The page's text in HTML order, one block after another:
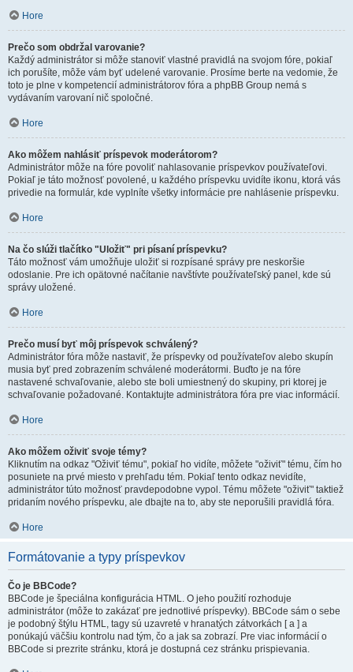
Hore
Prečo som obdržal varovanie?
Každý administrátor si môže stanoviť vlastné pravidlá na svojom fóre, pokiaľ
ich porušíte, môže vám byť udelené varovanie. Prosíme berte na vedomie, že
toto je plne v kompetencií administrátorov fóra a phpBB Group nemá s
vydávaním varovaní nič spoločné.
Hore
Ako môžem nahlásiť príspevok moderátorom?
Administrátor môže na fóre povoliť nahlasovanie príspevkov používateľovi.
Pokiaľ je táto možnosť povolené, u každého príspevku uvidíte ikonu, ktorá vás
privedie na formulár, kde vyplníte všetky informácie pre nahlásenie príspevku.
Hore
Na čo slúži tlačítko "Uložiť" pri písaní príspevku?
Táto možnosť vám umožňuje uložiť si rozpísané správy pre neskoršie
odoslanie. Pre ich opätovné načítanie navštívte používateľský panel, kde sú
správy uložené.
Hore
Prečo musí byť môj príspevok schválený?
Administrátor fóra môže nastaviť, že príspevky od používateľov alebo skupín
musia byť pred zobrazením schválené moderátormi. Buďto je na fóre
nastavené schvaľovanie, alebo ste boli umiestnený do skupiny, pri ktorej je
schvaľovanie požadované. Kontaktujte administrátora fóra pre viac informácií.
Hore
Ako môžem oživiť svoje témy?
Kliknutím na odkaz "Oživiť tému", pokiaľ ho vidíte, môžete "oživiť" tému, čím ho
posuniete na prvé miesto v prehľadu tém. Pokiaľ tento odkaz nevidíte,
administrátor túto možnosť pravdepodobne vypol. Tému môžete "oživiť" taktiež
pridaním nového príspevku, ale dbajte na to, aby ste neporušili pravidlá fóra.
Hore
Formátovanie a typy príspevkov
Čo je BBCode?
BBCode je špeciálna konfigurácia HTML. O jeho použití rozhoduje
administrátor (môže to zakázať pre jednotlivé príspevky). BBCode sám o sebe
je podobný štýlu HTML, tagy sú uzavreté v hranatých zátvorkách [ a ] a
ponúkajú väčšiu kontrolu nad tým, čo a jak sa zobrazí. Pre viac informácií o
BBCode si prezrite stránku, ktorá je dostupná cez stránku prispievania.